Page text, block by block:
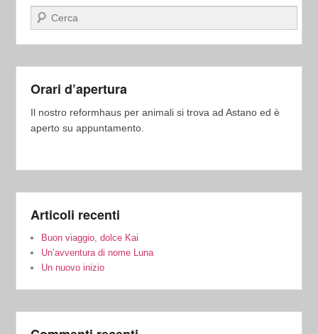
Cerca
Orari d’apertura
Il nostro reformhaus per animali si trova ad Astano ed è
aperto su appuntamento.
Articoli recenti
Buon viaggio, dolce Kai
Un’avventura di nome Luna
Un nuovo inizio